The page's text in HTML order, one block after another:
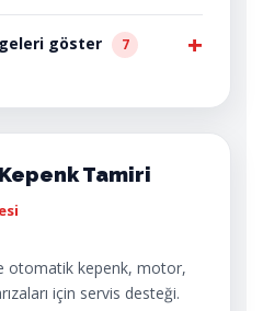
göster 7
Tamiri
otomatik kepenk, motor,
için servis desteği.